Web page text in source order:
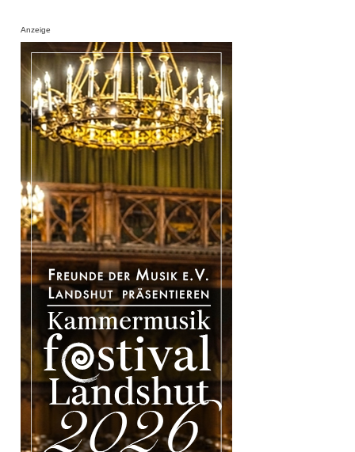
Anzeige